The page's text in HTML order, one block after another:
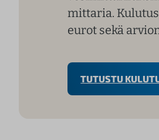
mittaria.
eurot sekä
TUTUSTU